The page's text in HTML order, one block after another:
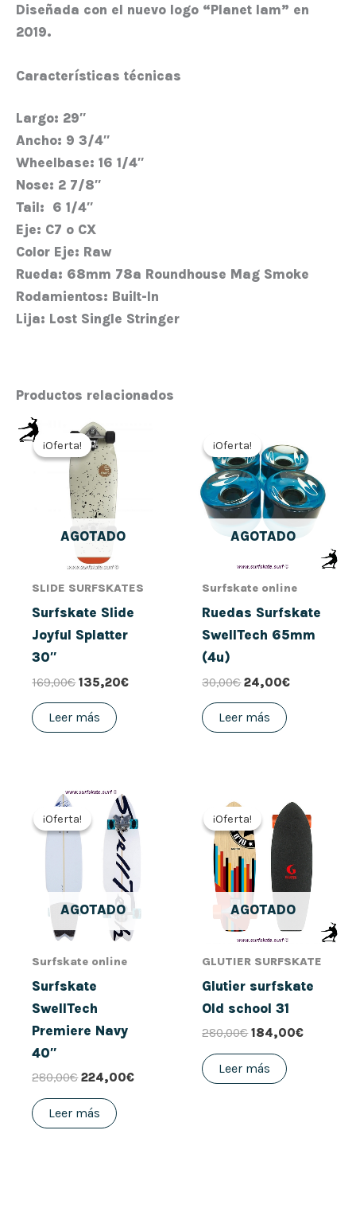
Diseñada con el nuevo logo “Planet lam” en
2019.
Características técnicas
Largo: 29″
Ancho: 9 3/4″
Wheelbase: 16 1/4″
Nose: 2 7/8″
Tail: 6 1/4″
Eje: C7 o CX
Color Eje: Raw
Rueda: 68mm 78a Roundhouse Mag Smoke
Rodamientos: Built-In
Lija: Lost Single Stringer
Productos relacionados
¡Oferta!
AGOTADO
¡Oferta!
SLIDE SURFSKATES
Surfskate Slide
Joyful Splatter
30″
169,00€
El
precio
original
era:
169,00€.
135,20€
Leer más
¡Oferta!
AGOTADO
¡Oferta!
Surfskate online
Ruedas Surfskate
SwellTech 65mm
(4u)
30,00€
original
era:
30,00€.
24,00€
actual
es:
24,00€.
Leer más
¡Oferta!
AGOTADO
¡Oferta!
Surfskate online
Surfskate
SwellTech
Premiere Navy
40″
280,00€
El
precio
original
era:
280,00€.
224,00€
precio
actual
Leer más
¡Oferta!
AGOTADO
¡Oferta!
GLUTIER SURFSKATE
Glutier surfskate
Old school 31
280,00€
precio
original
era:
280,00€.
184,00€
precio
actual
es:
Leer más